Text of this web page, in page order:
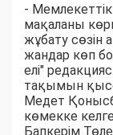
-
мақаланы
жұбату сөзін
жандар көп
елі"
тақымын
Медет
көмекке
Бапкерім